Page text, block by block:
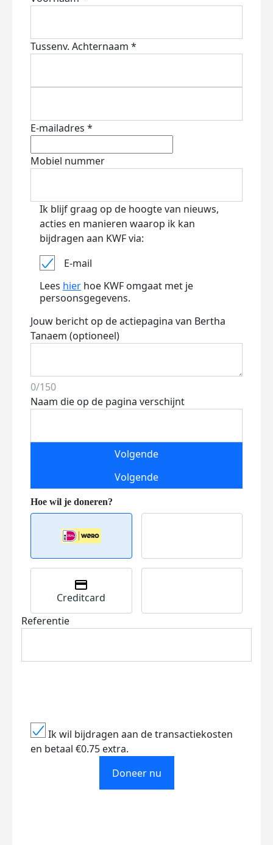
Tussenv. Achternaam *
E-mailadres *
Mobiel nummer
Ik blijf graag op de hoogte van nieuws,
acties en manieren waarop ik kan
bijdragen aan KWF via:
E-mail
Lees hier hoe KWF omgaat met je
persoonsgegevens.
Jouw bericht op de actiepagina van Bertha
Tanaem (optioneel)
0/150
Naam die op de pagina verschijnt
Volgende
Volgende
Creditcard
Referentie
Ik wil bijdragen aan de transactiekosten
en betaal €0.75 extra.
Doneer nu